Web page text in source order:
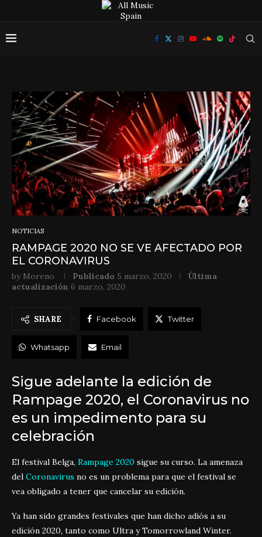
NOTICIAS
RAMPAGE 2020 NO SE VE AFECTADO POR
EL CORONAVIRUS
by Moreno Publicado 5 marzo, 2020
Última
actualización 6 marzo, 2020
SHARE Facebook Twitter
Whatsapp Email
Sigue adelante la edición de
Rampage 2020, el Coronavirus no
es un impedimento para su
celebración
El festival Belga, Rampage 2020 sigue su curso. La amenaza
del Coronavirus no es un problema para que el festival se
vea obligado a tener que cancelar su edición.
Ya han sido grandes festivales que han dicho adiós a su
edición 2020, tanto como Ultra y Tomorrowland Winter.